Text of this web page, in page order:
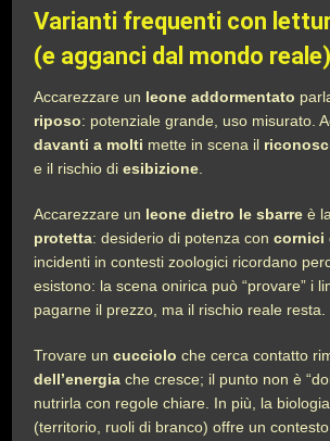
Varianti frequenti con
(e agganci dal mondo reale)
Accarezzare un leone addormentato
riposo: potenziale grande, uso misurato.
davanti a molti mette in scena il
e il rischio diesibizione
Accarezzare un leone dietro le sbarre è
protetta: desiderio di potenza concornici
incidenti in contesti zoologici ricordano
esistono: la scena onirica può “provare” i
pagarne il prezzo, ma il rischio reale resta.
Trovare uncucciolo che cerca contatto
dell’energia che cresce; il punto non è
nutrirla con regole chiare. In più, la
(territorio, ruoli di branco) offre un